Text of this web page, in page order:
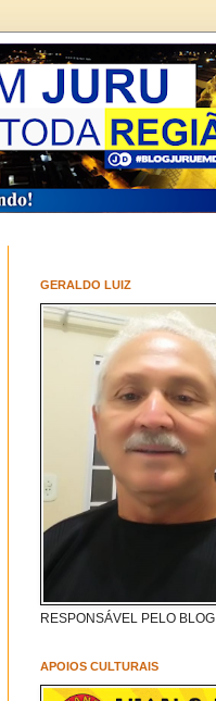
GERALDO LUIZ
RESPONSÁVEL PELO BLOG
APOIOS CULTURAIS